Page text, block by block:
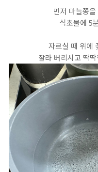
먼저 마늘쫑
식초물에 5
자르실 때 위에
잘라 버리시고 딱